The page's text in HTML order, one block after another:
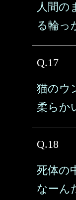
人間の
る輪っ
Q.17
猫のウ
柔らか
Q.18
死体の
なーん